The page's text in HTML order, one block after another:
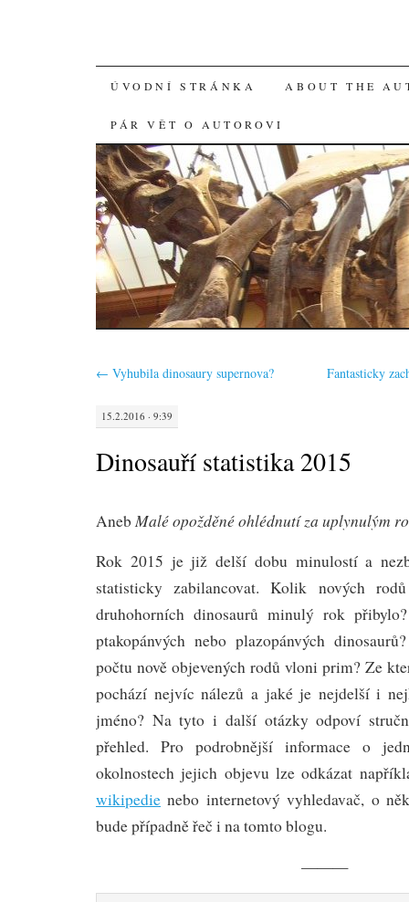
SKIP
TO
CONTENT
ÚVODNÍ STRÁNKA ABOUT THE
PÁR VĚT O AUTOROVI
← Vyhubila dinosaury supernova? Fantasticky
15.2.2016 · 9:39
Dinosauří statistika 2015
Aneb Malé opožděné ohlédnutí za uplynulým
Rok 2015 je již delší dobu minulostí a
statisticky zabilancovat. Kolik nových
druhohorních dinosaurů minulý rok
ptakopánvých nebo plazopánvých
počtu nově objevených rodů vloni prim? Ze
pochází nejvíc nálezů a jaké je nejdelší i
jméno? Na tyto i další otázky odpoví
přehled. Pro podrobnější informace o
okolnostech jejich objevu lze odkázat
wikipedie nebo internetový vyhledavač, o
bude případně řeč i na tomto blogu.
———